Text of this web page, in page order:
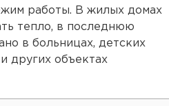
работы. В жилых домах
тепло, в последнюю
в больницах, детских
других объектах